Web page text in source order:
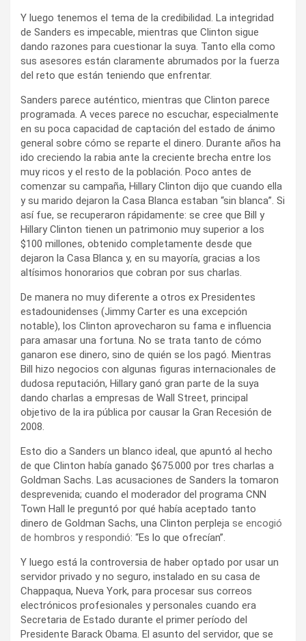
Y luego tenemos el tema de la credibilidad. La integridad
de Sanders es impecable, mientras que Clinton sigue
dando razones para cuestionar la suya. Tanto ella como
sus asesores están claramente abrumados por la fuerza
del reto que están teniendo que enfrentar.
Sanders parece auténtico, mientras que Clinton parece
programada. A veces parece no escuchar, especialmente
en su poca capacidad de captación del estado de ánimo
general sobre cómo se reparte el dinero. Durante años ha
ido creciendo la rabia ante la creciente brecha entre los
muy ricos y el resto de la población. Poco antes de
comenzar su campaña, Hillary Clinton dijo que cuando ella
y su marido dejaron la Casa Blanca estaban “sin blanca”. Si
así fue, se recuperaron rápidamente: se cree que Bill y
Hillary Clinton tienen un patrimonio muy superior a los
$100 millones, obtenido completamente desde que
dejaron la Casa Blanca y, en su mayoría, gracias a los
altísimos honorarios que cobran por sus charlas.
De manera no muy diferente a otros ex Presidentes
estadounidenses (Jimmy Carter es una excepción
notable), los Clinton aprovecharon su fama e influencia
para amasar una fortuna. No se trata tanto de cómo
ganaron ese dinero, sino de quién se los pagó. Mientras
Bill hizo negocios con algunas figuras internacionales de
dudosa reputación, Hillary ganó gran parte de la suya
dando charlas a empresas de Wall Street, principal
objetivo de la ira pública por causar la Gran Recesión de
2008.
Esto dio a Sanders un blanco ideal, que apuntó al hecho
de que Clinton había ganado $675.000 por tres charlas a
Goldman Sachs. Las acusaciones de Sanders la tomaron
desprevenida; cuando el moderador del programa CNN
Town Hall le preguntó por qué había aceptado tanto
dinero de Goldman Sachs, una Clinton perpleja se encogió
de hombros y respondió: “Es lo que ofrecían”.
Y luego está la controversia de haber optado por usar un
servidor privado y no seguro, instalado en su casa de
Chappaqua, Nueva York, para procesar sus correos
electrónicos profesionales y personales cuando era
Secretaria de Estado durante el primer período del
Presidente Barack Obama. El asunto del servidor, que se